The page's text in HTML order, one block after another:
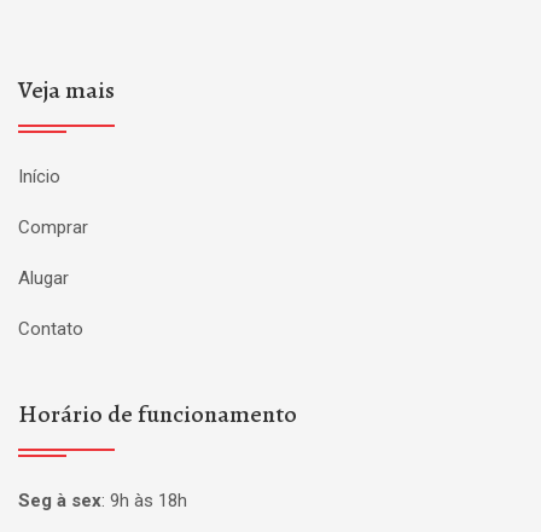
Veja mais
Início
Comprar
Alugar
Contato
Horário de funcionamento
Seg à sex: 9h às 18h